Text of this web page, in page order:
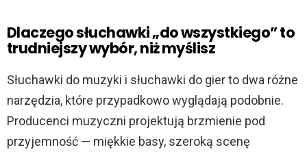
Dlaczego słuchawki „do wszystkiego” to
trudniejszy wybór, niż myślisz
Słuchawki do muzyki i słuchawki do gier to dwa różne
narzędzia, które przypadkowo wyglądają podobnie.
Producenci muzyczni projektują brzmienie pod
przyjemność — miękkie basy, szeroką scenę